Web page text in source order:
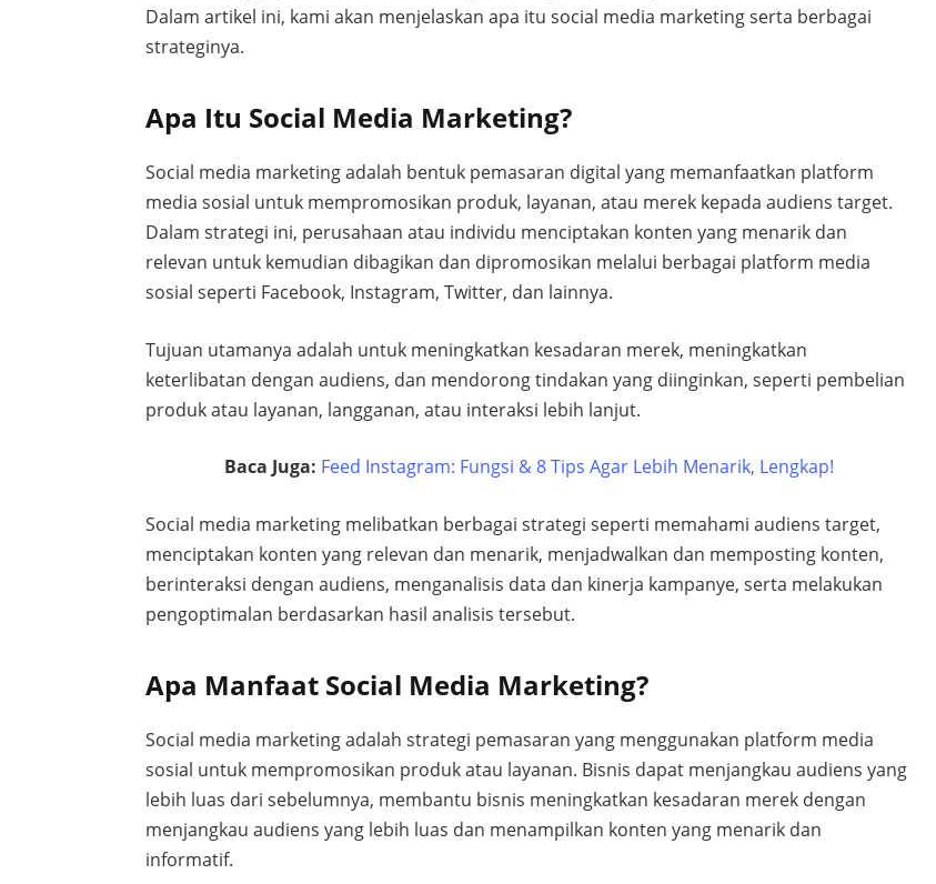
Dalam artikel ini, kami akan menjelaskan apa itu social media marketing serta berbagai
strateginya.
Apa Itu Social Media Marketing?
Social media marketing adalah bentuk pemasaran digital yang memanfaatkan platform
media sosial untuk mempromosikan produk, layanan, atau merek kepada audiens target.
Dalam strategi ini, perusahaan atau individu menciptakan konten yang menarik dan
relevan untuk kemudian dibagikan dan dipromosikan melalui berbagai platform media
sosial seperti Facebook, Instagram, Twitter, dan lainnya.
Tujuan utamanya adalah untuk meningkatkan kesadaran merek, meningkatkan
keterlibatan dengan audiens, dan mendorong tindakan yang diinginkan, seperti pembelian
produk atau layanan, langganan, atau interaksi lebih lanjut.
Baca Juga: Feed Instagram: Fungsi & 8 Tips Agar Lebih Menarik, Lengkap!
Social media marketing melibatkan berbagai strategi seperti memahami audiens target,
menciptakan konten yang relevan dan menarik, menjadwalkan dan memposting konten,
berinteraksi dengan audiens, menganalisis data dan kinerja kampanye, serta melakukan
pengoptimalan berdasarkan hasil analisis tersebut.
Apa Manfaat Social Media Marketing?
Social media marketing adalah strategi pemasaran yang menggunakan platform media
sosial untuk mempromosikan produk atau layanan. Bisnis dapat menjangkau audiens yang
lebih luas dari sebelumnya, membantu bisnis meningkatkan kesadaran merek dengan
menjangkau audiens yang lebih luas dan menampilkan konten yang menarik dan
informatif.